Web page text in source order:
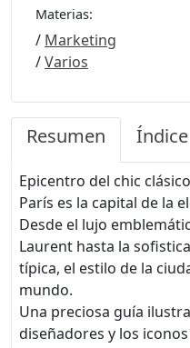
Materias:
/ Marketing
/Varios
Resumen Índice
Epicentro del chic
París es la capital de la
Desde el lujo
Laurent hasta la
típica, el estilo de la
mundo.
Una preciosa guía
diseñadores y los